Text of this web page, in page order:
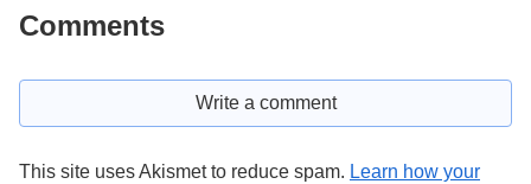
Comments
Write a comment
This site uses Akismet to reduce spam. Learn how your